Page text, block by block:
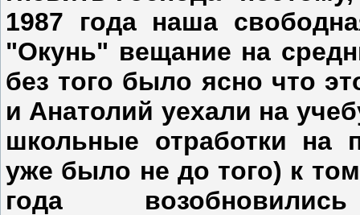
1987 года наша
"Окунь" вещание на
без того было ясно что
и Анатолий уехали на
школьные отработки на
уже было не до того) к
года возобновились